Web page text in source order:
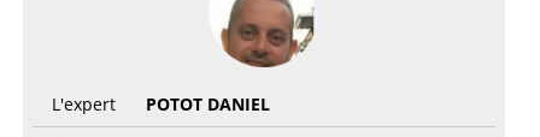
L'expert
POTOT DANIEL